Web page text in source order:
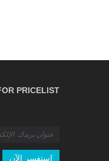
PRICELIST
والسياسات والمطالبات